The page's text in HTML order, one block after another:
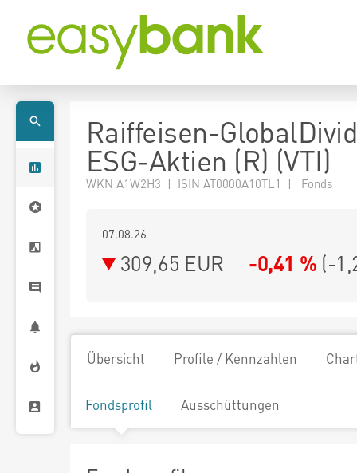
Raiffeisen-
ESG-Aktien (R) (VTI)
WKN A1W2H3 | ISIN AT0000A10TL1 | Fonds
07.08.26
309,65 EUR -0,41 % (-
Übersicht Profile / Kennzahlen
Fondsprofil Ausschüttungen